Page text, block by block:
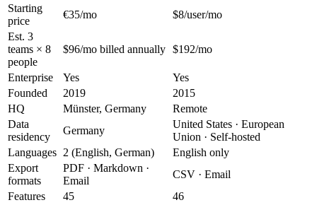
Starting
price
€35/mo
$8/user/mo
Est. 3
teams × 8
people
$96/mo billed annually $192/mo
Enterprise Yes
Yes
Founded
2019
2015
HQ
Münster, Germany
Remote
Data
residency
Germany
United States · European
Union · Self-hosted
Languages 2 (English, German)
English only
Export
formats
PDF · Markdown ·
Email
CSV · Email
Features
45
46